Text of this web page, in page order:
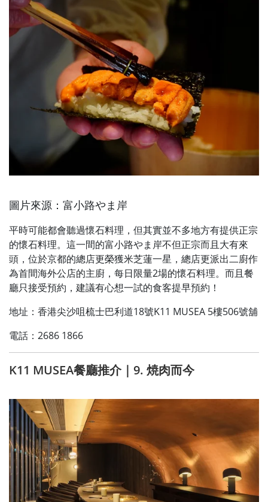
圖片來源：富小路やま岸
平時可能都會聽過懷石料理，但其實並不多地方有提供正宗
的懷石料理。這一間的富小路やま岸不但正宗而且大有來
頭，位於京都的總店更榮獲米芝蓮一星，總店更派出二廚作
為首間海外公店的主廚，每日限量2場的懷石料理。而且餐
廳只接受預約，建議有心想一試的食客提早預約！
地址：香港尖沙咀梳士巴利道18號K11 MUSEA 5樓506號舖
電話：2686 1866
K11 MUSEA餐廳推介｜9. 焼肉而今